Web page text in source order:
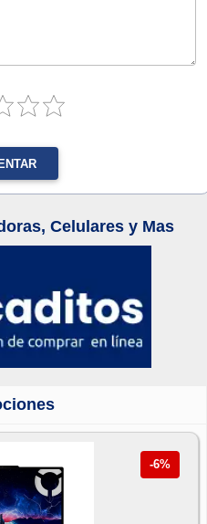
Celulares y Mas
-6%